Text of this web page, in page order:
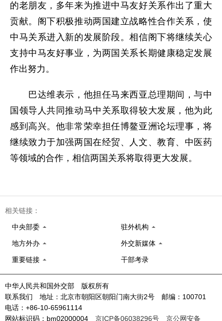
的老朋友，多年来为推进中马友好关系作出了重大
贡献。阁下积极推动两国建立战略性合作关系，使
中马关系进入新的发展阶段。相信阁下将继续关心
支持中马友好事业，为两国关系长期健康稳定发展
作出努力。
巴达维表示，他担任马来西亚总理期间，与中
国领导人共同推动马中关系取得较大发展，他为此
感到高兴。他非常荣幸担任博鳌亚洲论坛理事，将
继续致力于加强两国在经贸、人文、教育、中医药
等领域的合作，相信两国关系将取得更大发展。
相关链接：
中央部委 驻外机构
地方外办 外交新媒体
重要链接 干部考录
中华人民共和国外交部 版权所有
联系我们 地址：北京市朝阳区朝阳门南大街2号 邮编：100701
电话：+86-10-65961114
网站标识码：bm02000004 京ICP备06038296号 京公网安备